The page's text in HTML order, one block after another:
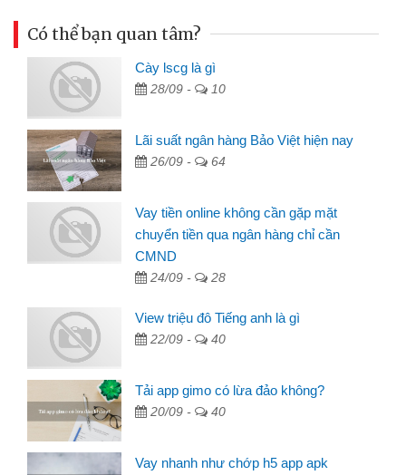
Có thể bạn quan tâm?
Cày lscg là gì
28/09 - 10
Lãi suất ngân hàng Bảo Việt hiện nay
26/09 - 64
Vay tiền online không cần gặp mặt
chuyển tiền qua ngân hàng chỉ cần
CMND
24/09 - 28
View triệu đô Tiếng anh là gì
22/09 - 40
Tải app gimo có lừa đảo không?
20/09 - 40
Vay nhanh như chớp h5 app apk